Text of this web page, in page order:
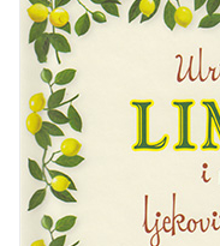
the
end
the
images
gallery